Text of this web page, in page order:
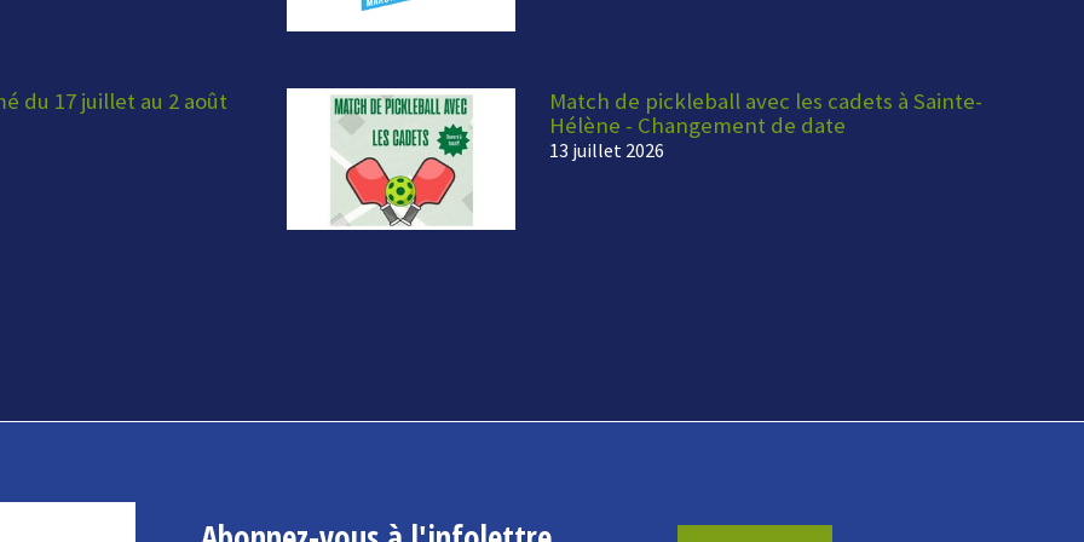
du 17 juillet au 2 août
Match de pickleball avec les cadets à Sainte-
Hélène - Changement de date
13 juillet 2026